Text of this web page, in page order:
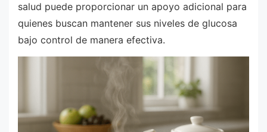
salud puede proporcionar un apoyo adicional para
quienes buscan mantener sus niveles de glucosa
bajo control de manera efectiva.